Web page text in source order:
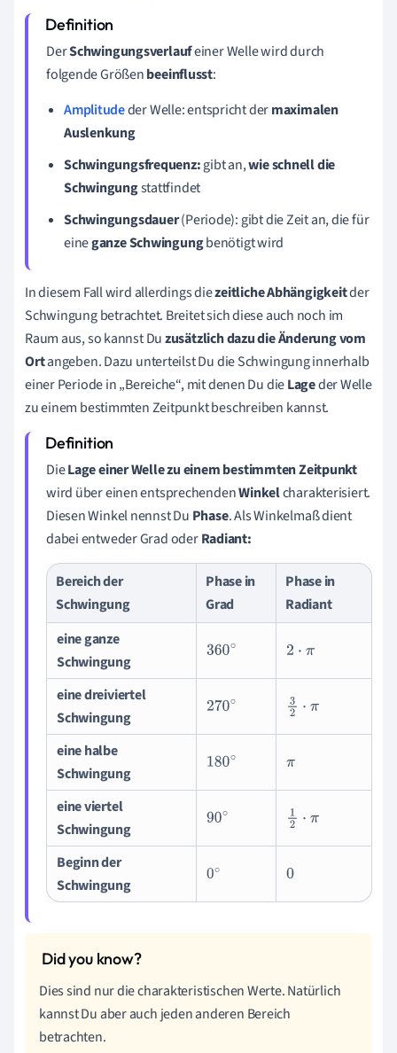
DerSchwingungsverlaufeiner Welle wird durch
folgende Größenbeeinflusst:
Amplitudeder Welle: entspricht dermaximalen
Auslenkung
Schwingungsfrequenz:gibt an,wie schnell die
Schwingungstattfindet
Schwingungsdauer(Periode): gibt die Zeit an, die für
eineganze Schwingungbenötigt wird
In diesem Fall wird allerdings diezeitliche Abhängigkeitder
Schwingung betrachtet. Breitet sich diese auch noch im
Raum aus, so kannst Duzusätzlich dazu die Änderung vom
Ortangeben. Dazu unterteilst Du die Schwingung innerhalb
einer Periode in „Bereiche“, mit denen Du dieLageder Welle
zu einem bestimmten Zeitpunkt beschreiben kannst.
DieLage einer Welle zu einem bestimmten Zeitpunkt
wird über einen entsprechendenWinkelcharakterisiert.
Diesen Winkel nennst Du Phase. Als Winkelmaß dient
dabei entweder Grad oderRadiant:
Bereich der
Schwingung
Phase in
Grad
Phase in
Radiant
eine ganze
Schwingung
360∘ 2⋅ π
eine dreiviertel
Schwingung
270∘ 32 ⋅π
eine halbe
Schwingung
180∘ π
eine viertel
Schwingung
90∘ 12 ⋅π
Beginn der
Schwingung
0∘ 0
Dies sind nur die charakteristischen Werte. Natürlich
kannst Du aber auch jeden anderen Bereich
betrachten.